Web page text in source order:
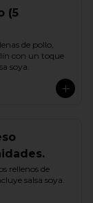
(5
de pollo,
con un toque
soya.
rellenos de
salsa soya.